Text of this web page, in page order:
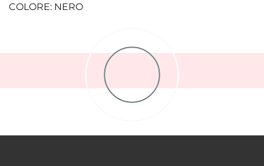
COLORE: NERO